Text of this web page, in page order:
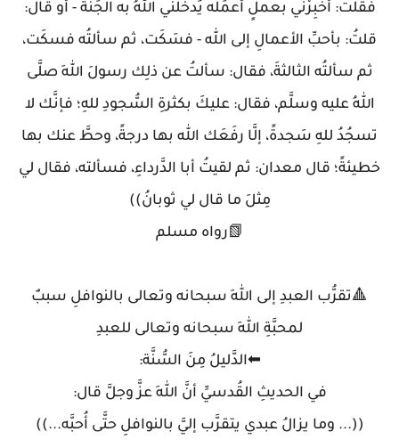
فقلتُ: أخبِرْني بعملٍ أعمَلُه يُدخلني اللهُ به الجَنَّةَ - أو قال:
قلتُ: بأحبِّ الأعمالِ إلى الله - فسَكَت، ثم سألتُه فسكَت،
ثم سألتُه الثالثةَ، فقال: سألتُ عن ذلِك رسولَ اللهِ صلَّى
اللهُ عليه وسلَّم، فقال: عليكَ بكثرةِ السُّجودِ للهِ؛ فإنَّك لا
تسجُدُ للهِ سَجدةً، إلَّا رفَعَك الله بها درجةً، وحطَّ عنك بها
خطيئةً؛ قال معدان: ثم لقيتُ أبا الدَّرداءِ، فسألته، فقال لي
مِثلَ ما قال لي ثوبانُ))
📗رواه مسلم
🔺تقرُّب العبدِ إلى اللهِ سبحانه وتعالى بالنوافلِ سببٌ
لمحبَّةِ اللهِ سبحانه وتعالى للعبدِ
⬅الدَّليلُ مِنَ السُّنَّة:
في الحديثِ القُدسيِّ أنَّ اللهَ عزَّ وجلَّ قال:
((... وما يزالُ عبدي يتقرَّب إليَّ بالنوافلِ حتَّى أُحبَّه...))